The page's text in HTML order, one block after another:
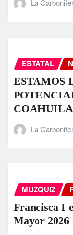
La
ESTATAL
ESTAMOS
La
MUZQUIZ
Francisca I
Mayor 2026